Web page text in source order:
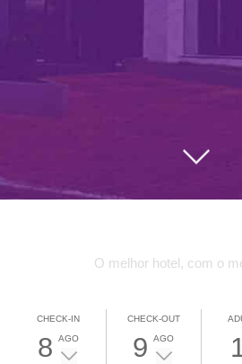
O melhor hotel, com o
CHECK-IN
8 AGO
CHECK-OUT
9 AGO